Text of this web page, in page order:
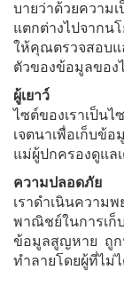
บายว่าด้วยความ
แตกต่างไปจากน
ให้คุณตรวจสอบแ
ตัวของข้อมูลของ
ผู้เยาว์
ไซต์ของเราเป็น
เจตนาเพื่อเก็บข้
แม่ผู้ปกครองดูแ
ความปลอดภัย
เราดำเนินความ
พาณิชย์ในการเก็
ข้อมูลสูญหาย ถูก
ทำลายโดยผู้ที่ไม่